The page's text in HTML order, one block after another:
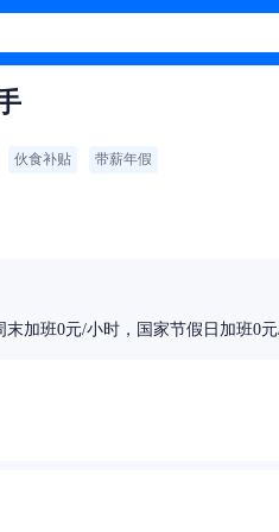
伙食补贴 带薪年假
末加班0元/小时，国家节假日加班0